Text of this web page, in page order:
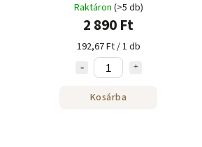
Raktáron (>5 db)
2 890 Ft
192,67 Ft / 1 db
Kosárba